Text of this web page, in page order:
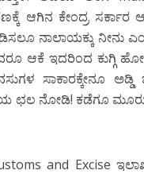
ಆಗಿನ ಕೇಂದ್ರ
ನಾಲಾಯಕ್ಕು ನೀನು
ಆಕೆ ಇದರಿಂದ ಕುಗ್ಗಿ
ಸಾಕಾರಕ್ಕೇನೂ ಅಡ್ಡಿ
ಛಲ ನೋಡಿ! ಕಡೆಗೂ
and Excise